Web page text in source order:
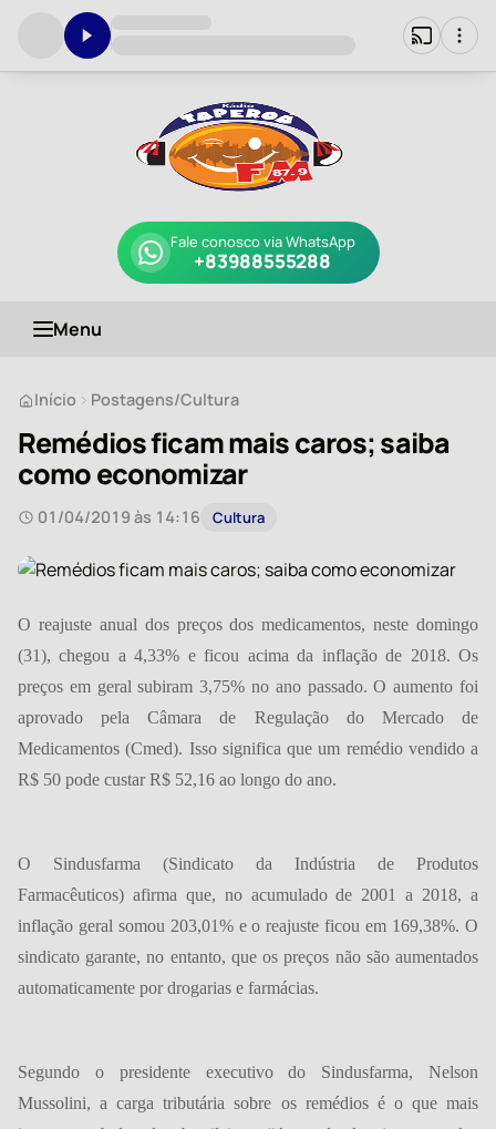
Fale conosco via WhatsApp
+83988555288
Menu
Início Postagens/Cultura
Remédios ficam mais caros; saiba
como economizar
01/04/2019 às 14:16 Cultura
O reajuste anual dos preços dos medicamentos, neste domingo
(31), chegou a 4,33% e ficou acima da inflação de 2018. Os
preços em geral subiram 3,75% no ano passado. O aumento foi
aprovado pela Câmara de Regulação do Mercado de
Medicamentos (Cmed). Isso significa que um remédio vendido a
R$ 50 pode custar R$ 52,16 ao longo do ano.
O Sindusfarma (Sindicato da Indústria de Produtos
Farmacêuticos) afirma que, no acumulado de 2001 a 2018, a
inflação geral somou 203,01% e o reajuste ficou em 169,38%. O
sindicato garante, no entanto, que os preços não são aumentados
automaticamente por drogarias e farmácias.
Segundo o presidente executivo do Sindusfarma, Nelson
Mussolini, a carga tributária sobre os remédios é o que mais